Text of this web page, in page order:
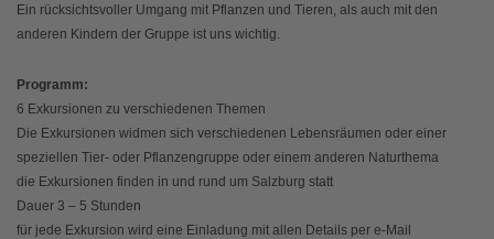
Ein rücksichtsvoller Umgang mit Pflanzen und Tieren, als auch mit den
anderen Kindern der Gruppe ist uns wichtig.
Programm:
6 Exkursionen zu verschiedenen Themen
Die Exkursionen widmen sich verschiedenen Lebensräumen oder einer
speziellen Tier- oder Pflanzengruppe oder einem anderen Naturthema
die Exkursionen finden in und rund um Salzburg statt
Dauer 3 – 5 Stunden
für jede Exkursion wird eine Einladung mit allen Details per e-Mail